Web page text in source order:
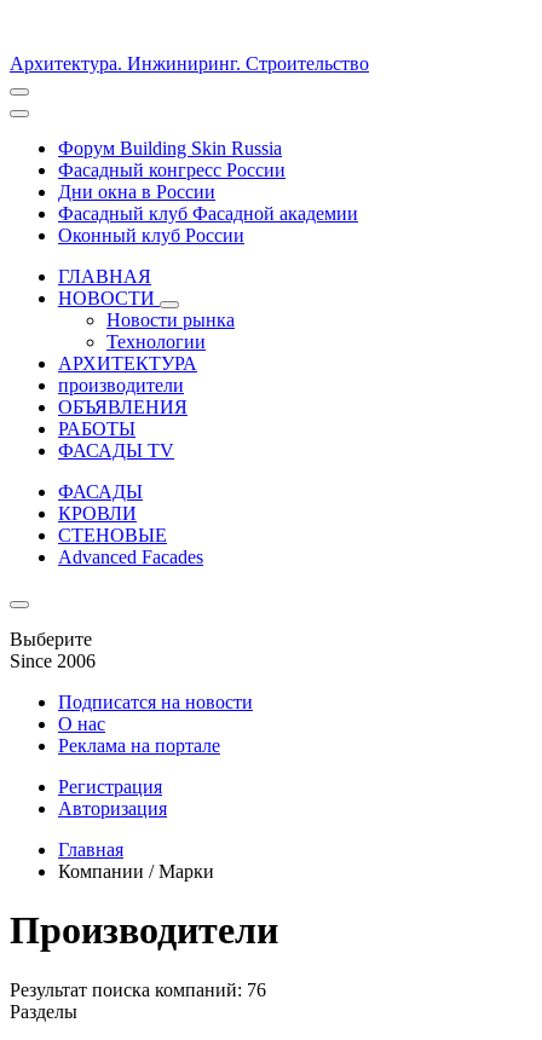
Архитектура. Инжиниринг. Строительство
Форум Building Skin Russia
Фасадный конгресс России
Дни окна в России
Фасадный клуб Фасадной академии
Оконный клуб России
ГЛАВНАЯ
НОВОСТИ
Новости рынка
Технологии
АРХИТЕКТУРА
производители
ОБЪЯВЛЕНИЯ
РАБОТЫ
ФАСАДЫ TV
ФАСАДЫ
КРОВЛИ
СТЕНОВЫЕ
Advanced Facades
Выберите
Since 2006
Подписатся на новости
О нас
Реклама на портале
Регистрация
Авторизация
Главная
Компании / Марки
Производители
Результат поиска компаний: 76
Разделы